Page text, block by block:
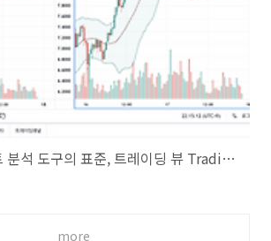
오늘의 배움 : 차트 분석 도구의 표준, 트레이딩 뷰 Trading View
more